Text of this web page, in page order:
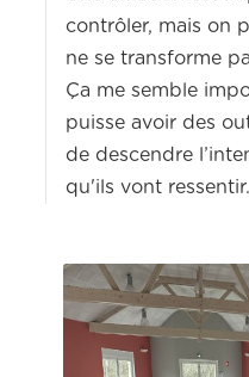
contrôler, mais on
ne se transforme
Ça me semble
puisse avoir des
de descendre
qu'ils vont ressentir.